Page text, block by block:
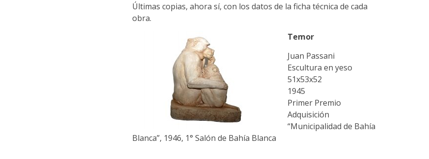
Últimas copias, ahora sí, con los datos de la ficha técnica de cada
obra.
Temor
Juan Passani
Escultura en yeso
51x53x52
1945
Primer Premio
Adquisición
“Municipalidad de Bahía
Blanca”, 1946, 1° Salón de Bahía Blanca